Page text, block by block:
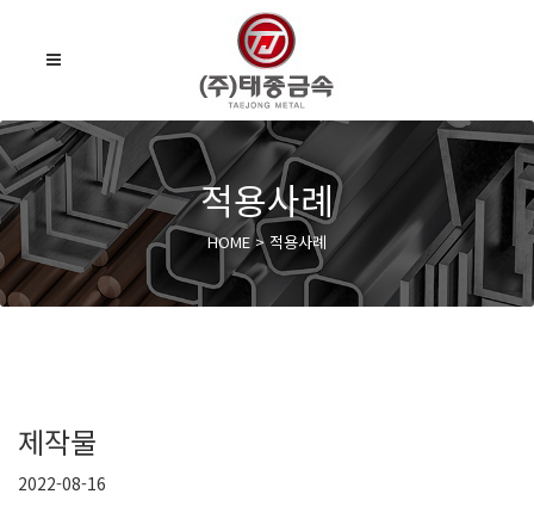
적용사례
HOME > 적용사례
제작물
2022-08-16